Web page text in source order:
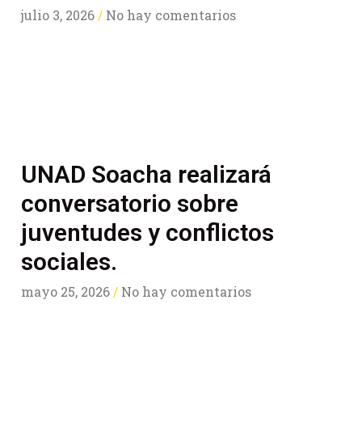
julio 3, 2026 No hay comentarios
UNAD Soacha realizará
conversatorio sobre
juventudes y conflictos
sociales.
mayo 25, 2026 No hay comentarios